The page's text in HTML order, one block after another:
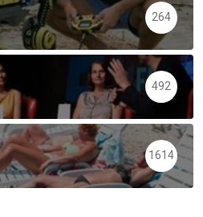
264
492
1614